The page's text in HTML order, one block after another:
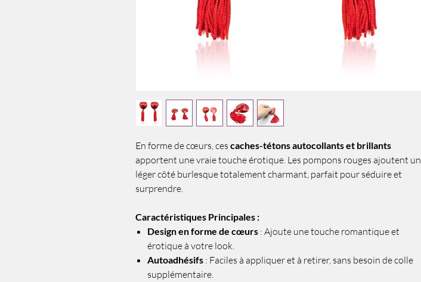
En forme de cœurs, ces caches-tétons autocollants et brillants
apportent une vraie touche érotique. Les pompons rouges ajoutent un
léger côté burlesque totalement charmant, parfait pour séduire et
surprendre.
Caractéristiques Principales :
Design en forme de cœurs : Ajoute une touche romantique et
érotique à votre look.
Autoadhésifs : Faciles à appliquer et à retirer, sans besoin de colle
supplémentaire.